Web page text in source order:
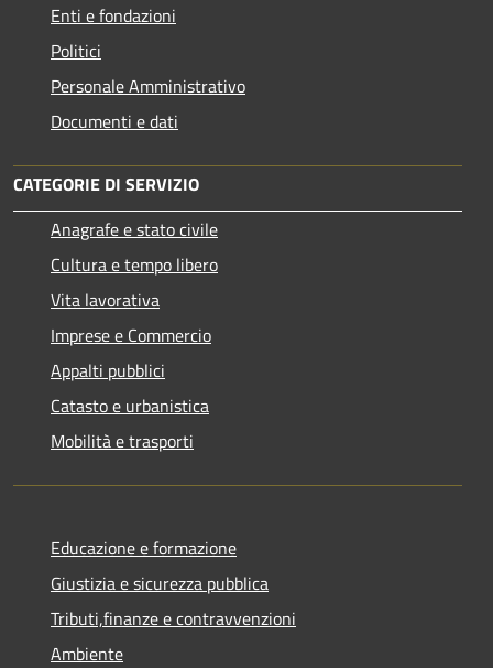
Enti e fondazioni
Politici
Personale Amministrativo
Documenti e dati
CATEGORIE DI SERVIZIO
Anagrafe e stato civile
Cultura e tempo libero
Vita lavorativa
Imprese e Commercio
Appalti pubblici
Catasto e urbanistica
Mobilità e trasporti
Educazione e formazione
Giustizia e sicurezza pubblica
Tributi,finanze e contravvenzioni
Ambiente